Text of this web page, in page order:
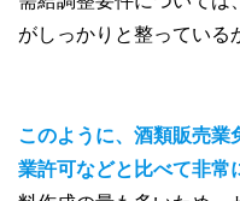
がしっかりと整っている
このように、酒類販売業
業許可などと比べて非常